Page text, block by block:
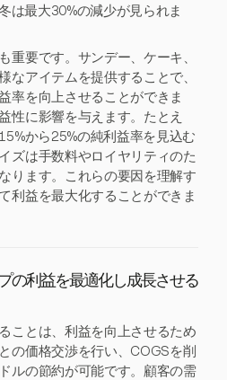
は最大30%の減少が見られま
重要です。サンデー、ケーキ、
なアイテムを提供することで、
率を向上させることができま
性に影響を与えます。たとえ
から25%の純利益率を見込む
ズは手数料やロイヤリティのた
ります。これらの要因を理解す
利益を最大化することができま
の利益を最適化し成長させる
ことは、利益を向上させるため
の価格交渉を行い、COGSを削
ルの節約が可能です。顧客の需